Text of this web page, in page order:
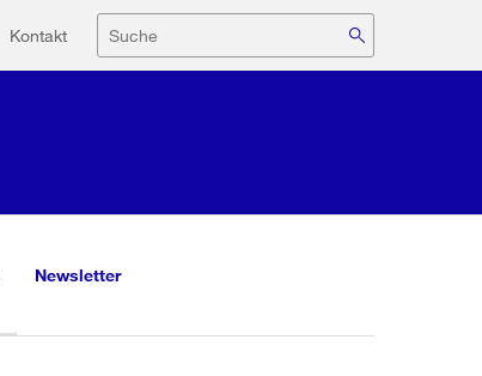
Hilfsnavigation
Kontakt Suche
(aktiv)Newsletter